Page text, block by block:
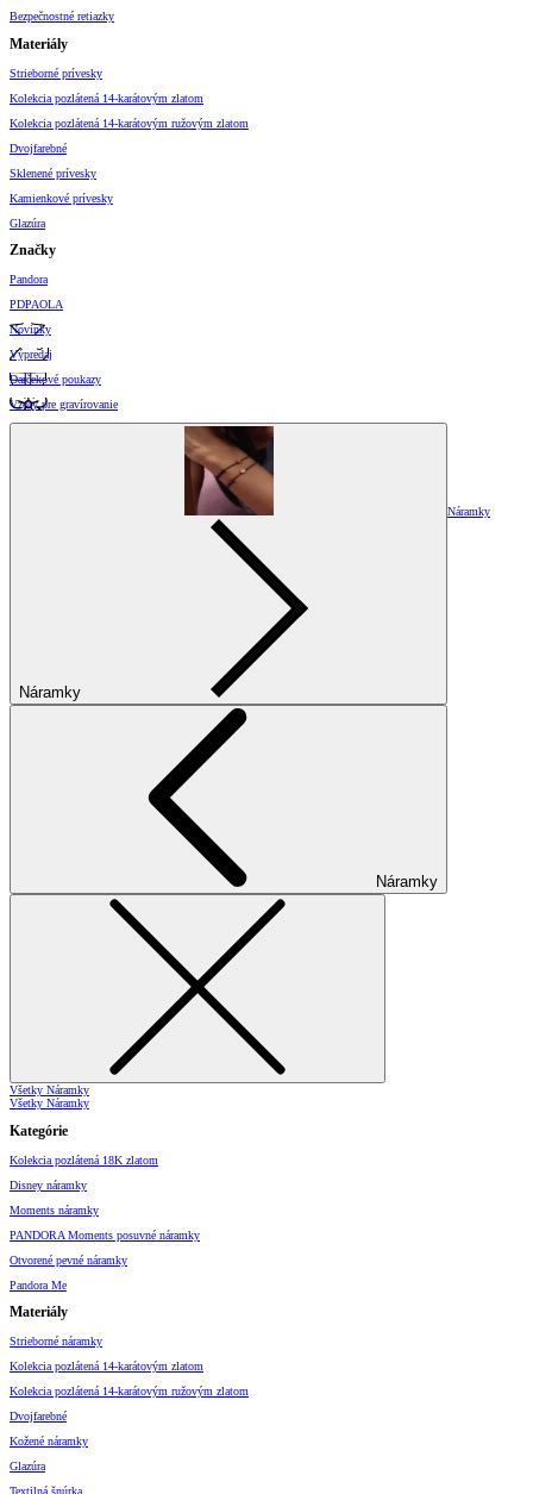
Bezpečnostné retiazky
Materiály
Strieborné prívesky
Kolekcia pozlátená 14-karátovým zlatom
Kolekcia pozlátená 14-karátovým ružovým zlatom
Dvojfarebné
Sklenené prívesky
Kamienkové prívesky
Glazúra
Značky
Pandora
PDPAOLA
Novinky
Výpredaj
Darčekové poukazy
Vzory pre gravírovanie
Náramky
Náramky
Náramky
Všetky Náramky
Všetky Náramky
Kategórie
Kolekcia pozlátená 18K zlatom
Disney náramky
Moments náramky
PANDORA Moments posuvné náramky
Otvorené pevné náramky
Pandora Me
Materiály
Strieborné náramky
Kolekcia pozlátená 14-karátovým zlatom
Kolekcia pozlátená 14-karátovým ružovým zlatom
Dvojfarebné
Kožené náramky
Glazúra
Textilná šnúrka